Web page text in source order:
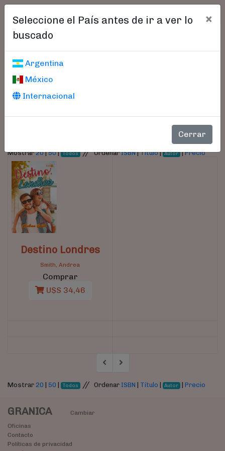
Seleccione el País antes de ir a ver lo
buscado
×
Argentina
México
Internacional
Cerrar
Libros encontrados
Parámetros
Mostrar20|50| Todos //OrdenarISBN|Título| Autor |Precio
Destino Londres
Smith, Andrea
Comprar
U$S 34,46
Mostrar 20 50 Todos // Ordenar ISBN Título Autor |Precio
GRANICA
Cambiar
Oficinas
Contacto
Políticas de privacidad